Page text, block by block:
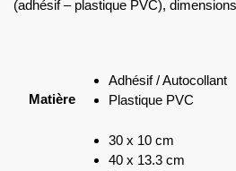
(adhésif – plastique PVC),
Matière
Adhésif / Autocollant
Plastique PVC
30 x 10 cm
40 x 13.3 cm